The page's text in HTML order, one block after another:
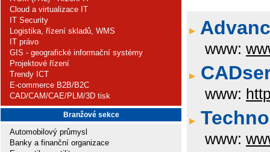
Cloud a virtualizace IT
IT Security
Logistika, řízení skladů, WMS
IT právo
GIS - geografické informační systémy
Projektové řízení
Trendy ICT
E-commerce B2B/B2C
CAD/CAM/CAE/PLM/3D tisk
Branžové sekce
Automobilový průmysl
Banky a finanční organizace
www:
www:
www: